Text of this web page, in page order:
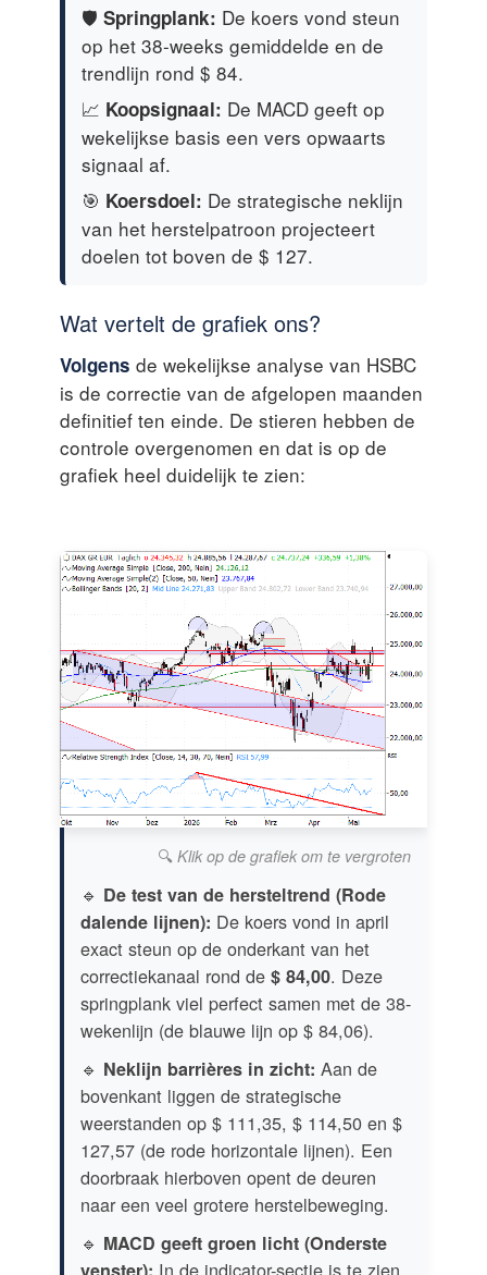
🛡️ Springplank: De koers vond steun
op het 38-weeks gemiddelde en de
trendlijn rond $ 84.
📈 Koopsignaal: De MACD geeft op
wekelijkse basis een vers opwaarts
signaal af.
🎯 Koersdoel: De strategische neklijn
van het herstelpatroon projecteert
doelen tot boven de $ 127.
Wat vertelt de grafiek ons?
Volgens de wekelijkse analyse van HSBC
is de correctie van de afgelopen maanden
definitief ten einde. De stieren hebben de
controle overgenomen en dat is op de
grafiek heel duidelijk te zien:
🔍 Klik op de grafiek om te vergroten
🔹 De test van de hersteltrend (Rode
dalende lijnen): De koers vond in april
exact steun op de onderkant van het
correctiekanaal rond de $ 84,00. Deze
springplank viel perfect samen met de 38-
wekenlijn (de blauwe lijn op $ 84,06).
🔹 Neklijn barrières in zicht: Aan de
bovenkant liggen de strategische
weerstanden op $ 111,35, $ 114,50 en $
127,57 (de rode horizontale lijnen). Een
doorbraak hierboven opent de deuren
naar een veel grotere herstelbeweging.
🔹 MACD geeft groen licht (Onderste
venster): In de indicator-sectie is te zien